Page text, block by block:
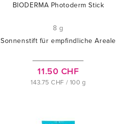
BIODERMA Photoderm Stick
8 g
Sonnenstift für empfindliche Areale
11.50 CHF
143.75 CHF / 100 g